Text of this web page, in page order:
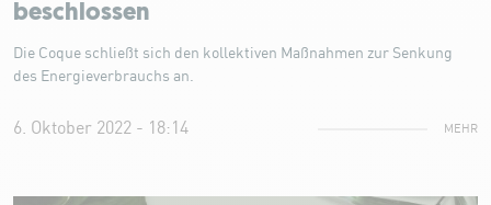
beschlossen
Die Coque schließt sich den kollektiven Maßnahmen zur Senkung
des Energieverbrauchs an.
6. Oktober 2022 - 18:14 MEHR